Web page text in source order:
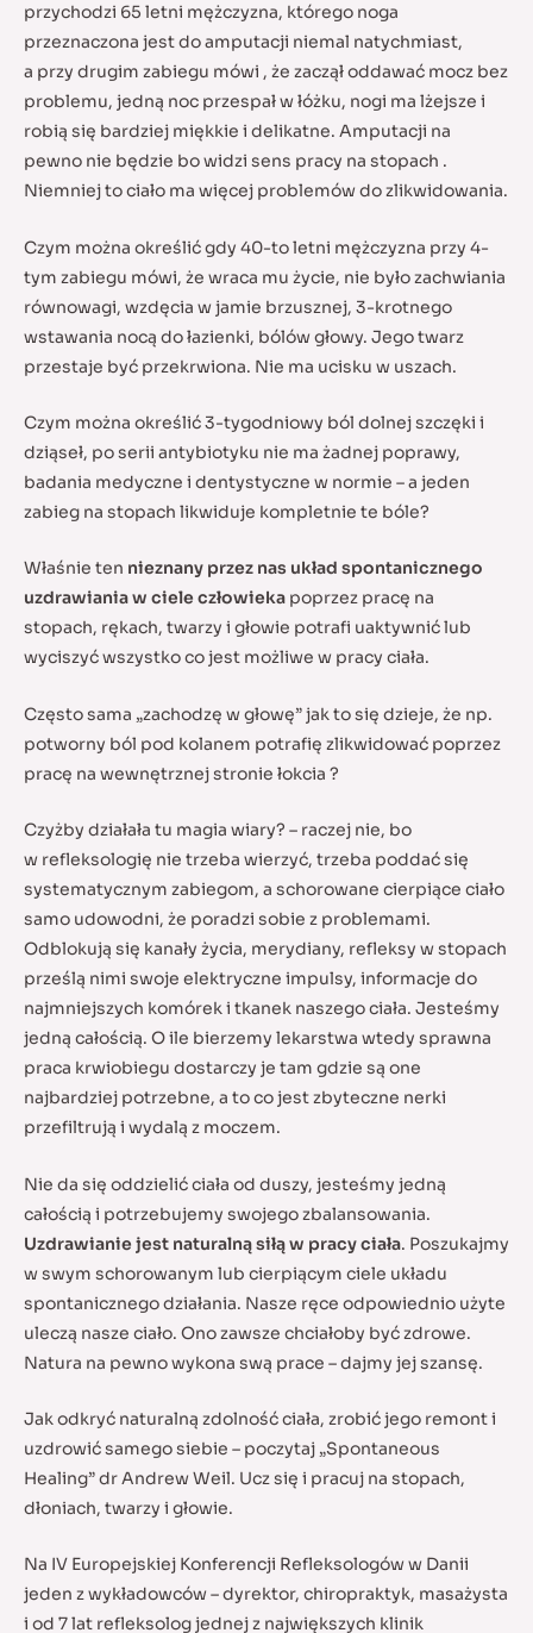
przychodzi 65 letni mężczyzna, którego noga
przeznaczona jest do amputacji niemal natychmiast,
a przy drugim zabiegu mówi , że zaczął oddawać mocz bez
problemu, jedną noc przespał w łóżku, nogi ma lżejsze i
robią się bardziej miękkie i delikatne. Amputacji na
pewno nie będzie bo widzi sens pracy na stopach .
Niemniej to ciało ma więcej problemów do zlikwidowania.
Czym można określić gdy 40-to letni mężczyzna przy 4-
tym zabiegu mówi, że wraca mu życie, nie było zachwiania
równowagi, wzdęcia w jamie brzusznej, 3-krotnego
wstawania nocą do łazienki, bólów głowy. Jego twarz
przestaje być przekrwiona. Nie ma ucisku w uszach.
Czym można określić 3-tygodniowy ból dolnej szczęki i
dziąseł, po serii antybiotyku nie ma żadnej poprawy,
badania medyczne i dentystyczne w normie – a jeden
zabieg na stopach likwiduje kompletnie te bóle?
Właśnie ten nieznany przez nas układ spontanicznego
uzdrawiania w ciele człowieka poprzez pracę na
stopach, rękach, twarzy i głowie potrafi uaktywnić lub
wyciszyć wszystko co jest możliwe w pracy ciała.
Często sama „zachodzę w głowę” jak to się dzieje, że np.
potworny ból pod kolanem potrafię zlikwidować poprzez
pracę na wewnętrznej stronie łokcia ?
Czyżby działała tu magia wiary? – raczej nie, bo
w refleksologię nie trzeba wierzyć, trzeba poddać się
systematycznym zabiegom, a schorowane cierpiące ciało
samo udowodni, że poradzi sobie z problemami.
Odblokują się kanały życia, merydiany, refleksy w stopach
prześlą nimi swoje elektryczne impulsy, informacje do
najmniejszych komórek i tkanek naszego ciała. Jesteśmy
jedną całością. O ile bierzemy lekarstwa wtedy sprawna
praca krwiobiegu dostarczy je tam gdzie są one
najbardziej potrzebne, a to co jest zbyteczne nerki
przefiltrują i wydalą z moczem.
Nie da się oddzielić ciała od duszy, jesteśmy jedną
całością i potrzebujemy swojego zbalansowania.
Uzdrawianie jest naturalną siłą w pracy ciała. Poszukajmy
w swym schorowanym lub cierpiącym ciele układu
spontanicznego działania. Nasze ręce odpowiednio użyte
uleczą nasze ciało. Ono zawsze chciałoby być zdrowe.
Natura na pewno wykona swą prace – dajmy jej szansę.
Jak odkryć naturalną zdolność ciała, zrobić jego remont i
uzdrowić samego siebie – poczytaj „Spontaneous
Healing” dr Andrew Weil. Ucz się i pracuj na stopach,
dłoniach, twarzy i głowie.
Na IV Europejskiej Konferencji Refleksologów w Danii
jeden z wykładowców – dyrektor, chiropraktyk, masażysta
i od 7 lat refleksolog jednej z największych klinik